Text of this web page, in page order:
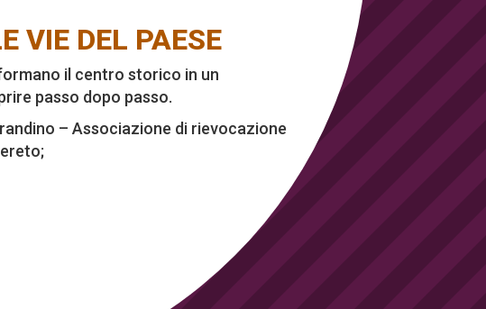
VIE DEL PAESE
il centro storico in un
passo dopo passo.
– Associazione di rievocazione